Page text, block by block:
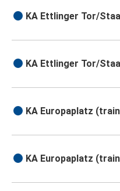
KA Ettlinger Tor/
KA Ettlinger Tor/
KA Europaplatz
KA Europaplatz